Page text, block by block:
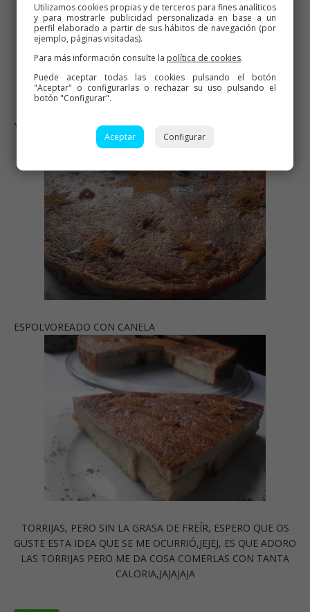
YA HORNEADO Y FRÍO , LO DESMOLDAMOS.
ESPOLVOREADO CON CANELA
TORRIJAS, PERO SIN LA GRASA DE FREÍR, ESPERO QUE OS
GUSTE ESTA IDEA QUE SE ME OCURRIÓ,JEJEJ, ES QUE ADORO
LAS TORRIJAS PERO ME DA COSA COMERLAS CON TANTA
CALORIA,JAJAJAJA
Utilizamos cookies propias y de terceros para fines analíticos
y para mostrarle publicidad personalizada en base a un
perfil elaborado a partir de sus hábitos de navegación (por
ejemplo, páginas visitadas).
Para más información consulte la política de cookies.
Puede aceptar todas las cookies pulsando el botón
"Aceptar" o configurarlas o rechazar su uso pulsando el
botón "Configurar".
Aceptar Configurar